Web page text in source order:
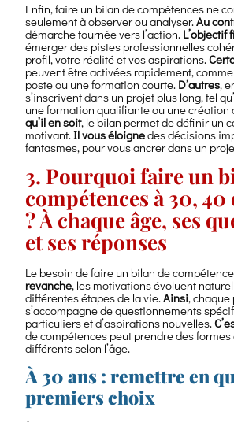
Enfin, faire un bilan de compétences ne
seulement à observer ou analyser.Au
démarche tournée vers l’action. L’objectif
émerger des pistes professionnelles
profil, votre réalité et vos aspirations.
peuvent être activées rapidement,
poste ou une formation courte. D’autres,
s’inscrivent dans un projet plus long, tel
une formation qualifiante ou une création
qu’il en soit, le bilan permet de définir un
motivant.Il vous éloignedes décisions
fantasmes, pour vous ancrer dans un
3. Pourquoi faire un
compétences à 30, 40
? À chaque âge, ses
et ses réponses
Le besoin de faire un bilan de
revanche, les motivations évoluent
différentes étapes de la vie.Ainsi,
s’accompagne de questionnements
particuliers et d’aspirations nouvelles.
de compétences peut prendre des
différents selon l’âge.
À 30 ans : remettre en
premiers choix